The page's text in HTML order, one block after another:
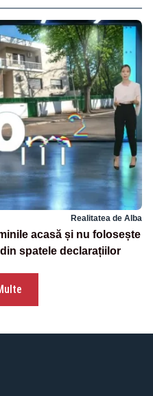
Realitatea de Alba
acasă și nu folosește
spatele declarațiilor